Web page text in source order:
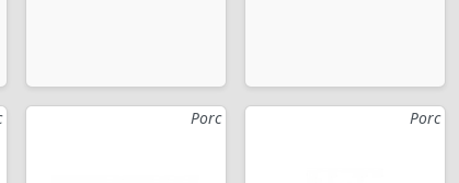
Porc Porc